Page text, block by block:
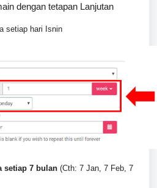
dengan tetapan Lanjutan
setiap hari Isnin
setiap 7 bulan (Cth: 7 Jan, 7 Feb, 7